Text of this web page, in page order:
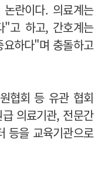
란이다. 의료계는
"고 하고, 간호계는
하다"며 충돌하고
협회 등 유관 협회
의료기관, 전문간
등을 교육기관으로